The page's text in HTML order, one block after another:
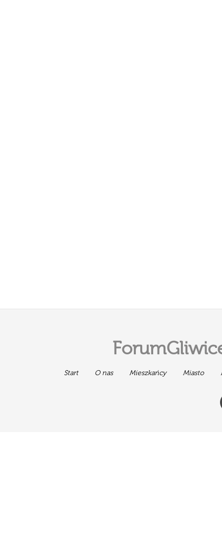
Start O nas Mieszkańcy Miasto